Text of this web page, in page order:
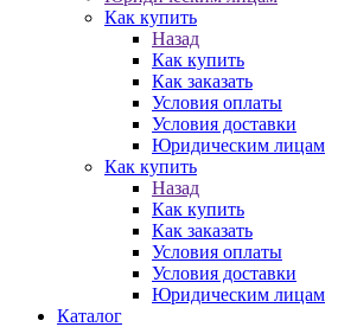
Как купить
Назад
Как купить
Как заказать
Условия оплаты
Условия доставки
Юридическим лицам
Как купить
Назад
Как купить
Как заказать
Условия оплаты
Условия доставки
Юридическим лицам
Каталог